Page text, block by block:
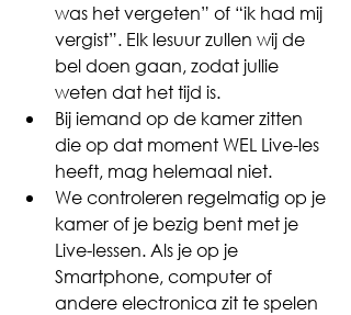
was het vergeten” of “ik had mij
vergist”. Elk lesuur zullen wij de
bel doen gaan, zodat jullie
weten dat het tijd is.
Bij iemand op de kamer zitten
die op dat moment WEL Live-les
heeft, mag helemaal niet.
We controleren regelmatig op je
kamer of je bezig bent met je
Live-lessen. Als je op je
Smartphone, computer of
andere electronica zit te spelen